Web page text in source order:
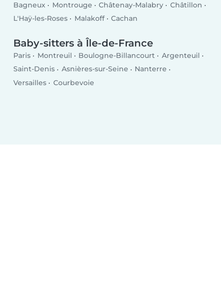
Bagneux
Montrouge Châtenay-Malabry
Châtillon
L'Haÿ-les-Roses
Malakoff Cachan
Baby-sitters à Île-de-France
Paris Montreuil Boulogne-Billancourt
Argenteuil
Saint-Denis
Asnières-sur-Seine
Nanterre
Versailles
Courbevoie